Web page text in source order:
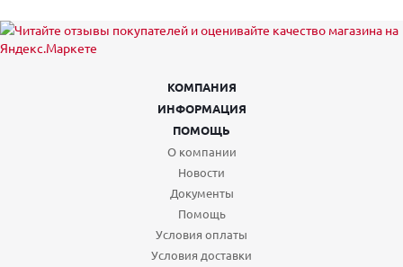
КОМПАНИЯ
ИНФОРМАЦИЯ
ПОМОЩЬ
О компании
Новости
Документы
Помощь
Условия оплаты
Условия доставки